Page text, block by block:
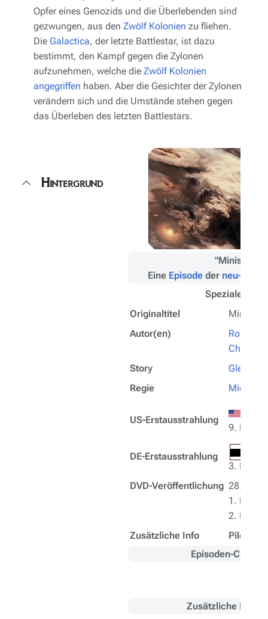
Opfer eines Genozids und die Überlebenden sind
gezwungen, aus den Zwölf Kolonien zu fliehen.
Die Galactica, der letzte Battlestar, ist dazu
bestimmt, den Kampf gegen die Zylonen
aufzunehmen, welche die Zwölf Kolonien
angegriffen haben. Aber die Gesichter der Zylonen
verändern sich und die Umstände stehen gegen
das Überleben des letzten Battlestars.
"Miniserie"
Eine Episode der neu-
Originaltitel
Autor(en)
Ronald
Story
Glen A.
Regie
Michael
US-Erstausstrahlung
9.
DE-Erstausstrahlung
3.
DVD-Veröffentlichung 28.
1. März
2.
Zusätzliche Info
Pilot
Episoden-
Zusätzliche
Hintergrund